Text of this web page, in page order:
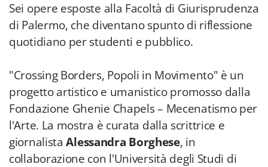
Sei opere esposte alla Facoltà di Giurisprudenza
di Palermo, che diventano spunto di riflessione
quotidiano per studenti e pubblico.
"Crossing Borders, Popoli in Movimento" è un
progetto artistico e umanistico promosso dalla
Fondazione Ghenie Chapels – Mecenatismo per
l'Arte. La mostra è curata dalla scrittrice e
giornalistaAlessandra Borghese, in
collaborazione con l'Università degli Studi di